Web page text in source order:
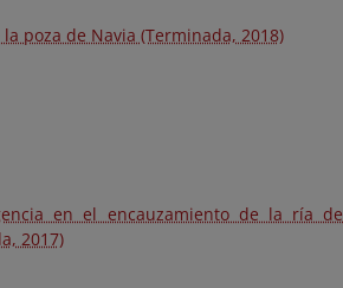
poza de Navia (Terminada, 2018)
en el encauzamiento de la ría de
2017)